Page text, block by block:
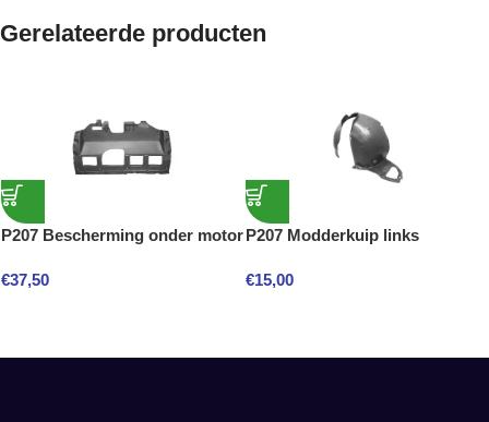
Gerelateerde producten
P207 Bescherming onder motor
€37,50
P207 Modderkuip links
€15,00